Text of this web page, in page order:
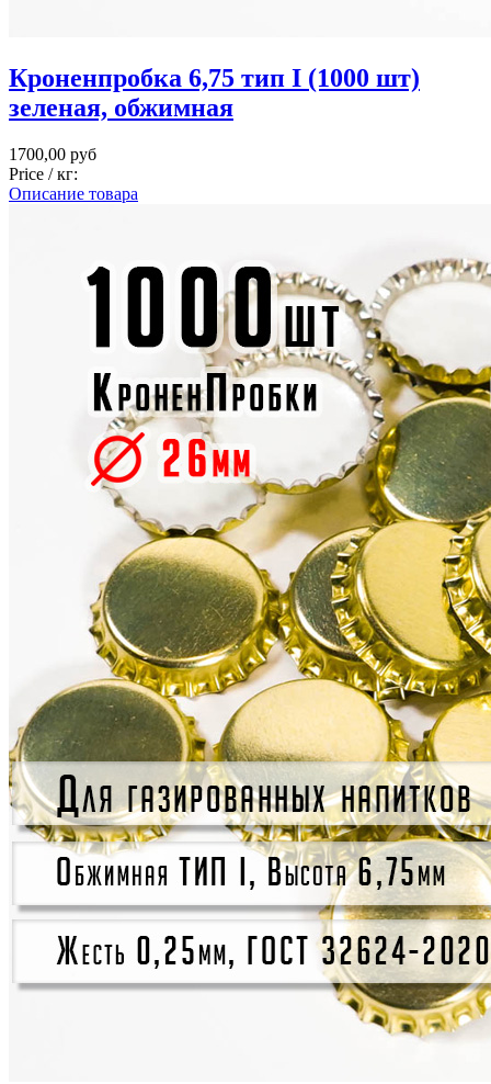
Кроненпробка 6,75 тип I (1000 шт)
зеленая, обжимная
1700,00 руб
Price / кг:
Описание товара